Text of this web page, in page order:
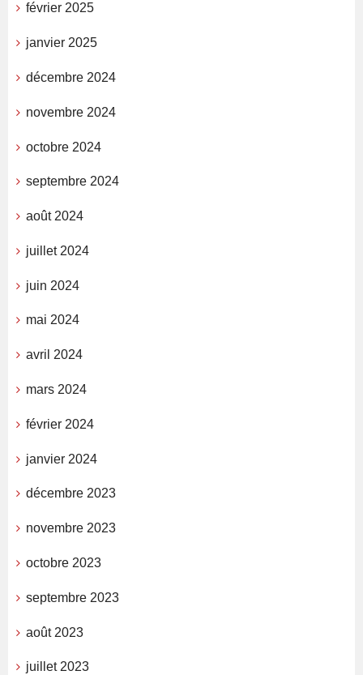
février 2025
janvier 2025
décembre 2024
novembre 2024
octobre 2024
septembre 2024
août 2024
juillet 2024
juin 2024
mai 2024
avril 2024
mars 2024
février 2024
janvier 2024
décembre 2023
novembre 2023
octobre 2023
septembre 2023
août 2023
juillet 2023